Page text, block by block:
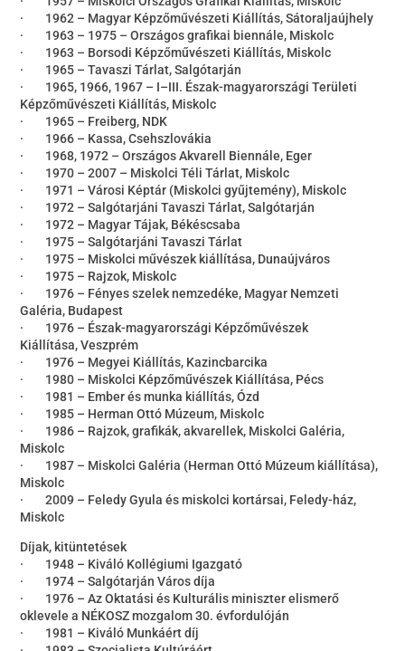
· 1962 – Magyar Képzőművészeti Kiállítás, Sátoraljaújhely
· 1963 – 1975 – Országos grafikai biennále, Miskolc
· 1963 – Borsodi Képzőművészeti Kiállítás, Miskolc
· 1965 – Tavaszi Tárlat, Salgótarján
· 1965, 1966, 1967 – I–III. Észak-magyarországi Területi
Képzőművészeti Kiállítás, Miskolc
· 1965 – Freiberg, NDK
· 1966 – Kassa, Csehszlovákia
· 1968, 1972 – Országos Akvarell Biennále, Eger
· 1970 – 2007 – Miskolci Téli Tárlat, Miskolc
· 1971 – Városi Képtár (Miskolci gyűjtemény), Miskolc
· 1972 – Salgótarjáni Tavaszi Tárlat, Salgótarján
· 1972 – Magyar Tájak, Békéscsaba
· 1975 – Salgótarjáni Tavaszi Tárlat
· 1975 – Miskolci művészek kiállítása, Dunaújváros
· 1975 – Rajzok, Miskolc
· 1976 – Fényes szelek nemzedéke, Magyar Nemzeti
Galéria, Budapest
· 1976 – Észak-magyarországi Képzőművészek
Kiállítása, Veszprém
· 1976 – Megyei Kiállítás, Kazincbarcika
· 1980 – Miskolci Képzőművészek Kiállítása, Pécs
· 1981 – Ember és munka kiállítás, Ózd
· 1985 – Herman Ottó Múzeum, Miskolc
· 1986 – Rajzok, grafikák, akvarellek, Miskolci Galéria,
Miskolc
· 1987 – Miskolci Galéria (Herman Ottó Múzeum kiállítása),
Miskolc
· 2009 – Feledy Gyula és miskolci kortársai, Feledy-ház,
Miskolc
Díjak, kitüntetések
· 1948 – Kiváló Kollégiumi Igazgató
· 1974 – Salgótarján Város díja
· 1976 – Az Oktatási és Kulturális miniszter elismerő
oklevele a NÉKOSZ mozgalom 30. évfordulóján
· 1981 – Kiváló Munkáért díj